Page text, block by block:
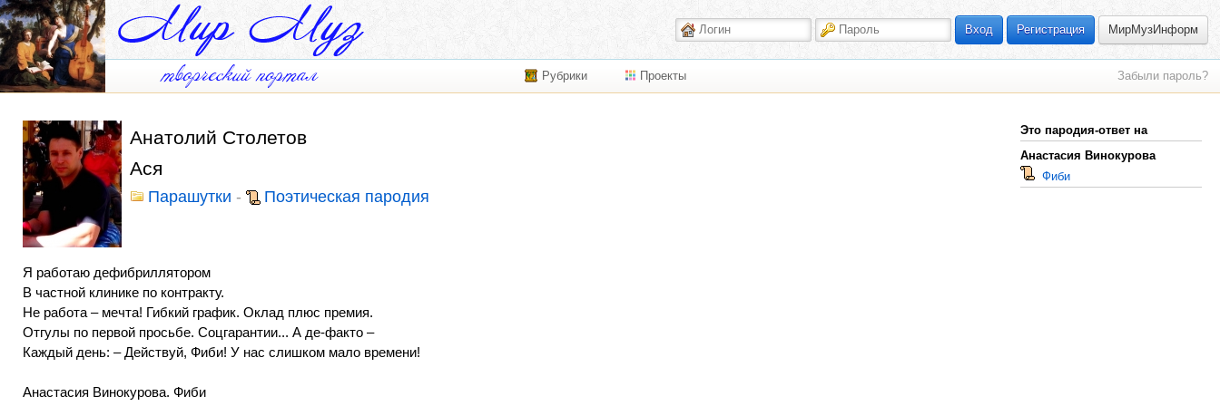
Вход Регистрация МирМузИнформ
Рубрики Проекты Забыли пароль?
Это пародия-ответ на
Анастасия Винокурова
Фиби
Анатолий Столетов
Ася
Парашутки - Поэтическая пародия
Я работаю дефибриллятором
В частной клинике по контракту.
Не работа – мечта! Гибкий график. Оклад плюс премия.
Отгулы по первой просьбе. Соцгарантии... А де-факто –
Каждый день: – Действуй, Фиби! У нас слишком мало времени!
Анастасия Винокурова. Фиби